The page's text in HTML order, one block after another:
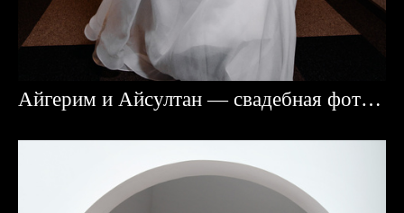
Айгерим и Айсултан — свадебная фотосессия в Караганде